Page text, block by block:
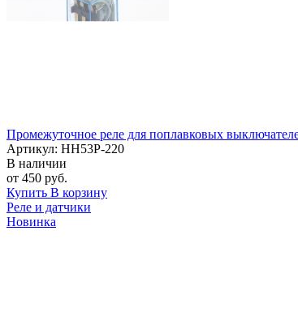
Промежуточное реле для поплавковых
Артикул: НН53Р-220
В наличии
от 450 руб.
Купить В корзину
Реле и датчики
Новинка